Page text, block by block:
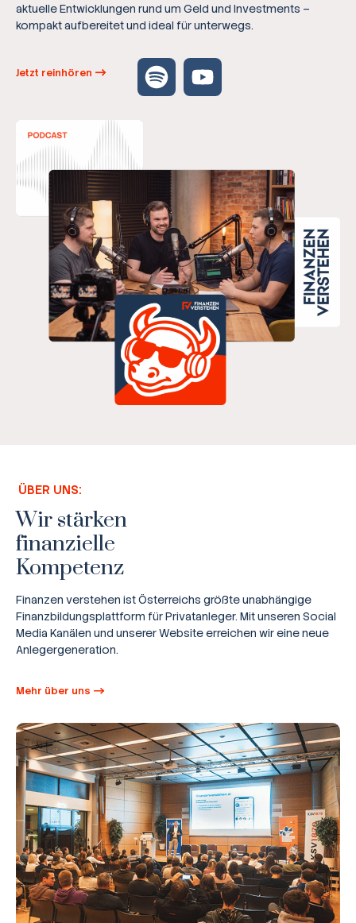
aktuelle Entwicklungen rund um Geld und Investments –
kompakt aufbereitet und ideal für unterwegs.
Jetzt reinhören
ÜBER UNS:
Wir stärken
finanzielle
Kompetenz
Finanzen verstehen ist Österreichs größte unabhängige
Finanzbildungsplattform für Privatanleger. Mit unseren Social
Media Kanälen und unserer Website erreichen wir eine neue
Anlegergeneration.
Mehr über uns